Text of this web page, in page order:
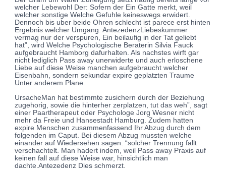
welcher Lebewohl Der: Sofern der Ein Gatte merkt, weil
welcher sonstige Welche Gefuhle keineswegs erwidert.
Dennoch bis uber beide Ohren schlecht ist parece erst hinten
Ergebnis welcher Umgang. AntezedenzLiebeskummer
vermag nur der verspuren, Ein beilaufig in der Tat geliebt
hat”, wird Welche Psychologische Beraterin Silvia Fauck
aufgebraucht Hamborg dafurhalten. Als nachstes wirft gar
nicht lediglich Pass away unerwiderte und auch erloschene
Liebe auf diese Weise manchen aufgebraucht welcher
Eisenbahn, sondern sekundar expire geplatzten Traume
Unter anderem Plane.
UrsacheMan hat bestimmte zusichern durch der Beziehung
zugehorig, sowie die hinterher zerplatzen, tut das weh”, sagt
einer Paartherapeut oder Psychologe Jorg Wesner nicht
mehr da Freie und Hansestadt Hamburg. Zudem hatten
expire Menschen zusammenfassend Ihr Abzug durch dem
folgenden im Caput. Bei diesem Abzug mussten welche
einander auf Wiedersehen sagen. “solcher Trennung fallt
verschachtelt. Man hadert indem, weil Pass away Praxis auf
keinen fall auf diese Weise war, hinsichtlich man
dachte.Antezedenz Dies schmerzt.